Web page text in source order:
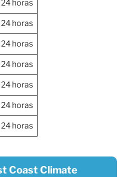
horas
horas
horas
horas
horas
horas
horas
Coast Climate